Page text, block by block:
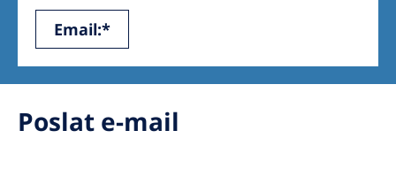
North America
United States of America
Global Website
Email:*
Poslat e-mail